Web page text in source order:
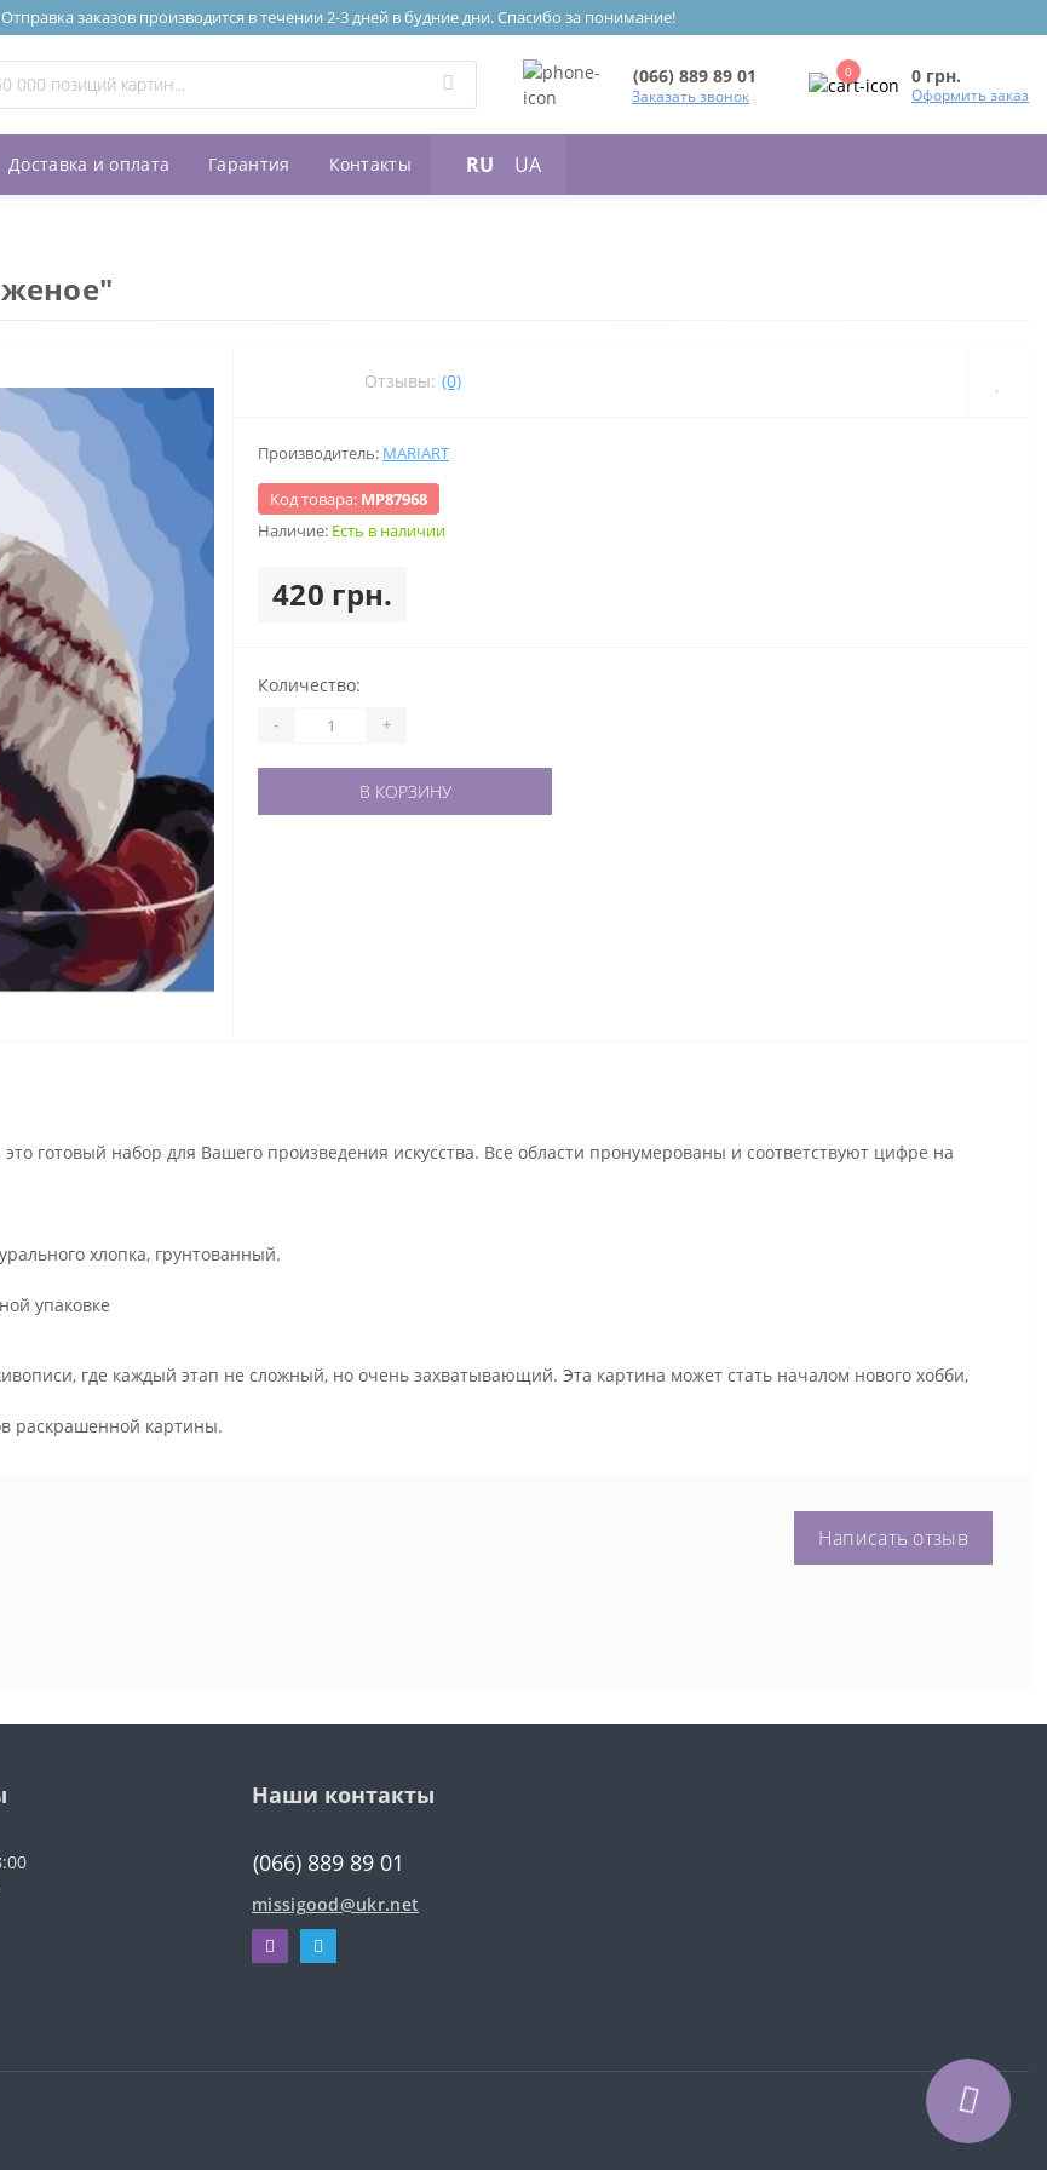
заказов производится в течении 2-3 дней в будние дни. Спасибо за понимание!
(066) 889 89 01
Заказать звонок
0 0 грн.
Оформить заказ
Доставка и оплата Гарантия Контакты RU UA
Отзывы: (0)
Производитель: MARIART
Код товара: МР87968
Наличие: Есть в наличии
420 грн.
Количество:
- +
В КОРЗИНУ
это готовый набор для Вашего произведения искусства. Все области пронумерованы и соответствуют цифре на
хлопка, грунтованный.
упаковке
где каждый этап не сложный, но очень захватывающий. Эта картина может стать началом нового хобби,
раскрашенной картины.
Написать отзыв
Наши контакты
(066) 889 89 01
missigood@ukr.net